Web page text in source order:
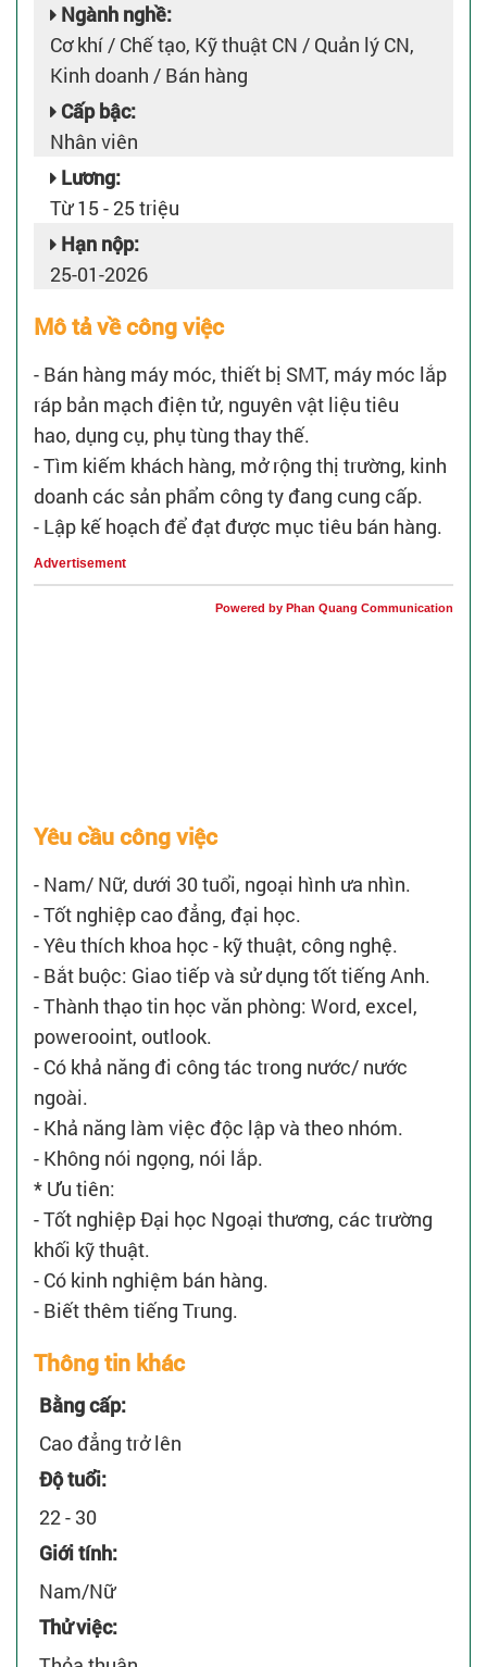
Ngành nghề:
Cơ khí / Chế tạo, Kỹ thuật CN / Quản lý CN,
Kinh doanh / Bán hàng
Cấp bậc:
Nhân viên
Lương:
Từ 15 - 25 triệu
Hạn nộp:
25-01-2026
Mô tả về công việc
- Bán hàng máy móc, thiết bị SMT, máy móc lắp
ráp bản mạch điện tử, nguyên vật liệu tiêu
hao, dụng cụ, phụ tùng thay thế.
- Tìm kiếm khách hàng, mở rộng thị trường, kinh
doanh các sản phẩm công ty đang cung cấp.
- Lập kế hoạch để đạt được mục tiêu bán hàng.
Advertisement
Powered by Phan Quang Communication
Yêu cầu công việc
- Nam/ Nữ, dưới 30 tuổi, ngoại hình ưa nhìn.
- Tốt nghiệp cao đẳng, đại học.
- Yêu thích khoa học - kỹ thuật, công nghệ.
- Bắt buộc: Giao tiếp và sử dụng tốt tiếng Anh.
- Thành thạo tin học văn phòng: Word, excel,
powerooint, outlook.
- Có khả năng đi công tác trong nước/ nước
ngoài.
- Khả năng làm việc độc lập và theo nhóm.
- Không nói ngọng, nói lắp.
* Ưu tiên:
- Tốt nghiệp Đại học Ngoại thương, các trường
khối kỹ thuật.
- Có kinh nghiệm bán hàng.
- Biết thêm tiếng Trung.
Thông tin khác
Bằng cấp:
Cao đẳng trở lên
Độ tuổi:
22 - 30
Giới tính:
Nam/Nữ
Thử việc: